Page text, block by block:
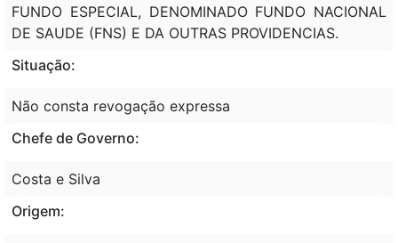
FUNDO ESPECIAL, DENOMINADO FUNDO NACIONAL
DE SAUDE (FNS) E DA OUTRAS PROVIDENCIAS.
Situação:
Não consta revogação expressa
Chefe de Governo:
Costa e Silva
Origem: